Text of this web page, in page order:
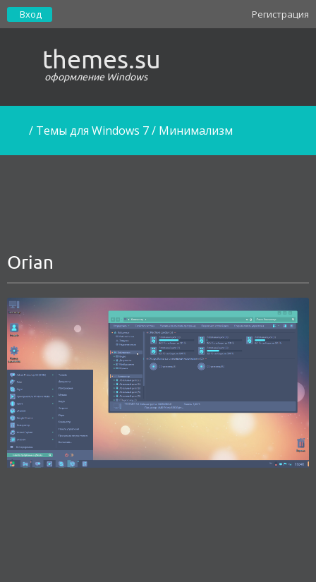
Регистрация
Вход
themes.su
оформление Windows
/ Темы для Windows 7/ Минимализм
Orian